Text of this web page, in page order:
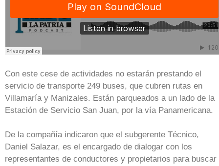
Con este cese de actividades no estarán prestando el
servicio de transporte 249 buses, que cubren rutas en
Villamaría y Manizales. Están parqueados a un lado de la
Estación de Servicio San Juan, por la vía Panamericana.
De la compañía indicaron que el subgerente Técnico,
Daniel Salazar, es el encargado de dialogar con los
representantes de conductores y propietarios para buscar